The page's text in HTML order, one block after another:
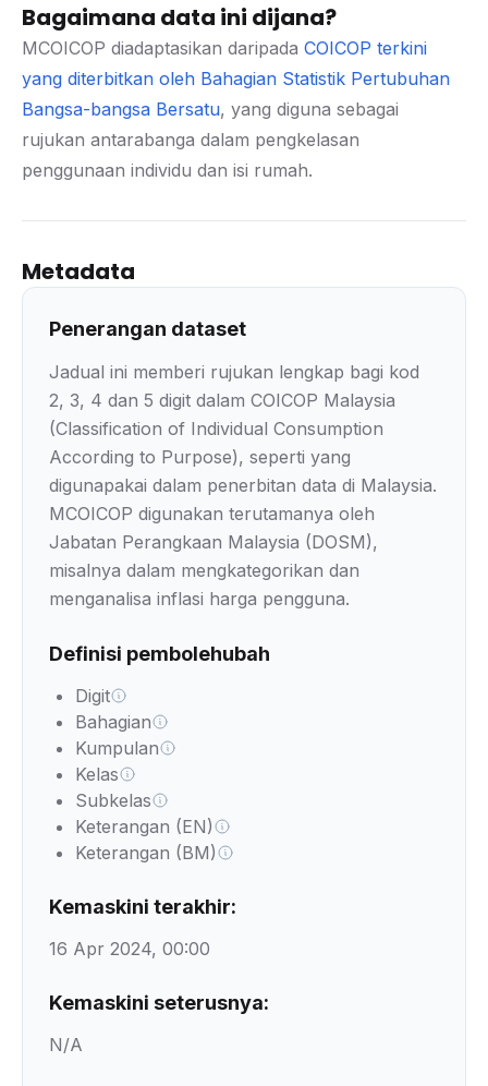
Bagaimana data ini dijana?
MCOICOP diadaptasikan daripada COICOP terkini
yang diterbitkan oleh Bahagian Statistik Pertubuhan
Bangsa-bangsa Bersatu, yang diguna sebagai
rujukan antarabanga dalam pengkelasan
penggunaan individu dan isi rumah.
Metadata
Penerangan dataset
Jadual ini memberi rujukan lengkap bagi kod
2, 3, 4 dan 5 digit dalam COICOP Malaysia
(Classification of Individual Consumption
According to Purpose), seperti yang
digunapakai dalam penerbitan data di Malaysia.
MCOICOP digunakan terutamanya oleh
Jabatan Perangkaan Malaysia (DOSM),
misalnya dalam mengkategorikan dan
menganalisa inflasi harga pengguna.
Definisi pembolehubah
Digit
Bahagian
Kumpulan
Kelas
Subkelas
Keterangan (EN)
Keterangan (BM)
Kemaskini terakhir:
16 Apr 2024, 00:00
Kemaskini seterusnya:
N/A